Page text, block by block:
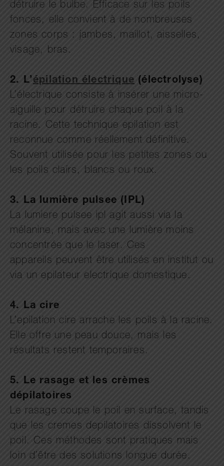
détruire le bulbe. Efficace sur les poils
fonces, elle convient à de nombreuses
zones corps : jambes, maillot, aisselles,
visage, bras.
2. L’épilation électrique (électrolyse)
L’électrique consiste à insérer une micro-
aiguille pour détruire chaque poil à la
racine. Cette technique epilation est
reconnue comme réellement définitive.
Souvent utilisée pour les petites zones ou
les poils clairs, blancs ou roux.
3. La lumière pulsee (IPL)
La lumiere pulsee ipl agit aussi via la
mélanine, mais avec une lumière moins
concentrée que le laser. Ces
appareils peuvent être utilisés en institut ou
via un epilateur electrique domestique.
4. La cire
L’epilation cire arrache les poils à la racine.
Elle offre une peau douce, mais les
résultats restent temporaires.
5. Le rasage et les crèmes
dépilatoires
Le rasage coupe le poil en surface, tandis
que les cremes depilatoires dissolvent le
poil. Ces méthodes sont pratiques mais
loin d’être des solutions longue durée.